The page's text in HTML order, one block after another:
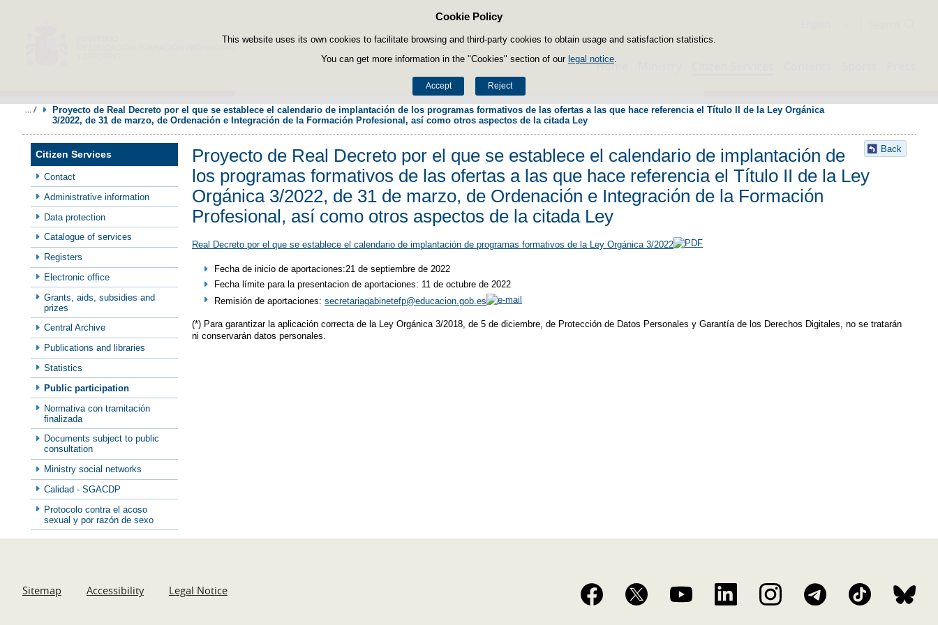
Cookie Policy
This website uses its own cookies to facilitate browsing and third-party cookies to obtain usage and satisfaction statistics.
You can get more information in the "Cookies" section of our legal notice
Accept Reject
Skip to content
Home
Proyecto de Real Decreto por el que se establece el calendario de implantación de los programas formativos de las ofertas a las que hace referencia el Título II de la Ley Orgánica
3/2022, de 31 de marzo, de Ordenación e Integración de la Formación Profesional, así como otros aspectos de la citada Ley
Citizen Services
Contact
Administrative information
Data protection
Catalogue of services
Registers
Electronic office
Grants, aids, subsidies and
prizes
Central Archive
Publications and libraries
Statistics
Public participation
Normativa con tramitación
finalizada
Documents subject to public
consultation
Ministry social networks
Calidad - SGACDP
Protocolo contra el acoso
sexual y por razón de sexo
Back
Proyecto de Real Decreto por el que se establece el calendario de implantación de
los programas formativos de las ofertas a las que hace referencia el Título II de la Ley
Orgánica 3/2022, de 31 de marzo, de Ordenación e Integración de la Formación
Profesional, así como otros aspectos de la citada Ley
Real Decreto por el que se establece el calendario de implantación de programas formativos de la Ley Orgánica 3/2022
​Fecha de inicio de aportaciones:21 de septiembre de 2022
Fecha límite para la presentacion de aportaciones: 11 de octubre de 2022
Remisión de aportaciones: secretariagabinetefp@educacion.gob.es
(*) Para garantizar la aplicación correcta de la Ley Orgánica 3/2018, de 5 de diciembre, de Protección de Datos Personales y Garantía de los Derechos Digitales, no se tratarán
ni conservarán datos personales.
Sitemap Accessibility Legal Notice